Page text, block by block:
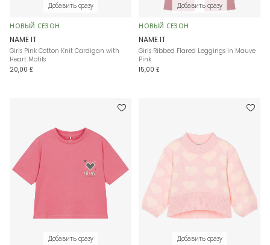
Добавить сразу
НОВЫЙ СЕЗОН
NAME IT
Girls Pink Cotton Knit Cardigan with
Heart Motifs
20,00 £
Добавить сразу
НОВЫЙ СЕЗОН
NAME IT
Girls Ribbed Flared Leggings in Mauve
Pink
15,00 £
Добавить сразу Добавить сразу